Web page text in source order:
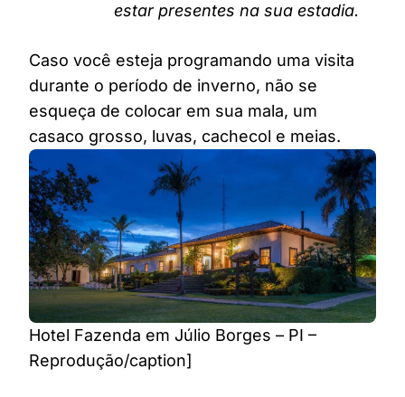
estar presentes na sua estadia.
Caso você esteja programando uma visita
durante o período de inverno, não se
esqueça de colocar em sua mala, um
casaco grosso, luvas, cachecol e meias.
Hotel Fazenda em Júlio Borges – PI –
Reprodução/caption]